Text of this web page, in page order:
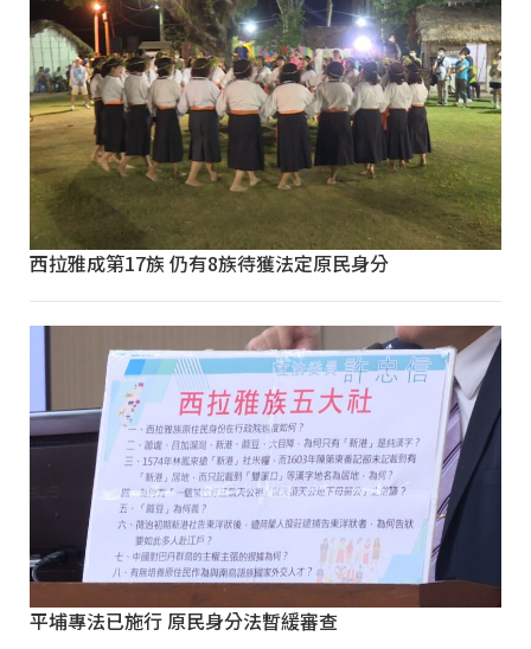
西拉雅成第17族 仍有8族待獲法定原民身分
平埔專法已施行 原民身分法暫緩審查